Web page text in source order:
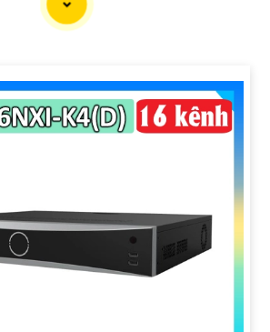
giá rẻ và chuyên nghiệp cho
vị những giải pháp an ninh hiệu
tiết kiệm chi phí.
được biết đến là một trong
chỉ
chất lượng hình
đem đến sự tin cậy và an toàn cho
đến việc lắp đặt camera Hikvision